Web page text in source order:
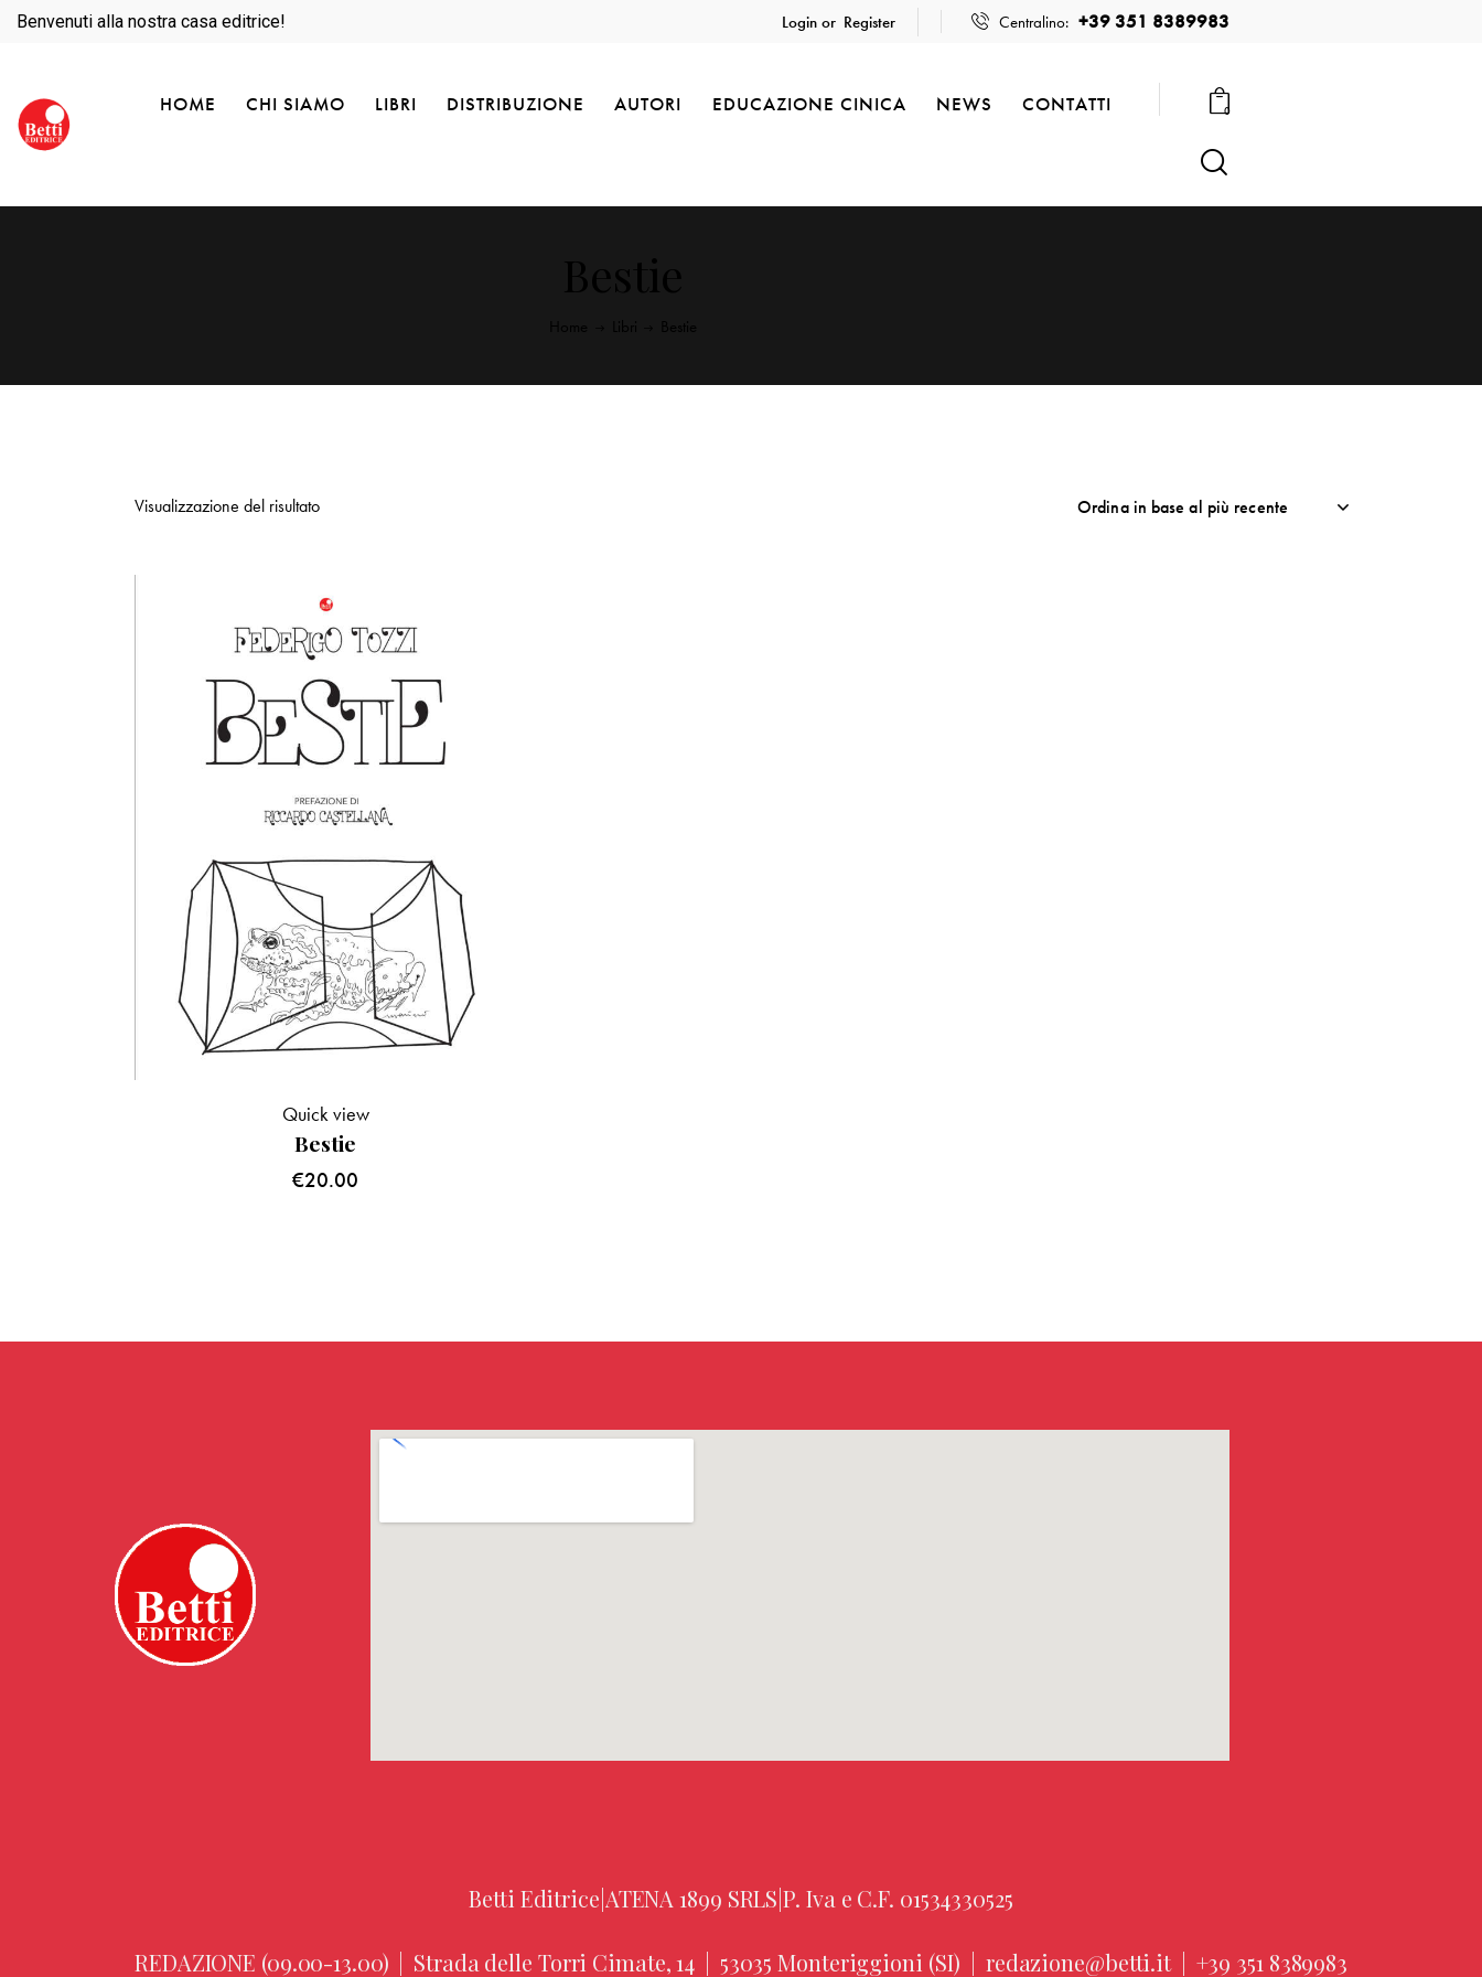
Benvenuti alla nostra casa editrice! Login or Register Centralino: +39 351 8389983
HOME CHI SIAMO LIBRI DISTRIBUZIONE AUTORI EDUCAZIONE CINICA NEWS CONTATTI 0
Visualizzazione del risultato
Bestie
€20.00
Quick view
Betti Editrice|ATENA 1899 SRLS|P. Iva e C.F. 01534330525
REDAZIONE (09.00-13.00) | Strada delle Torri Cimate, 14 | 53035 Monteriggioni (SI) | redazione@betti.it | +39 351 8389983